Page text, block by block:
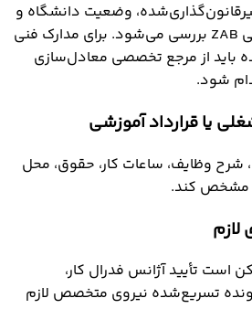
وضعیت دانشگاه و
مدرک در Anabin یا ارزیابی ZAB بررسی می‌شود. برای مدارک فنی
باید از مرجع تخصصی معادل‌سازی
شود.
شرح وظایف، ساعات کار، حقوق، محل
مشخص کند.
است تأیید آژانس فدرال کار،
تسریع‌شده نیروی متخصص لازم